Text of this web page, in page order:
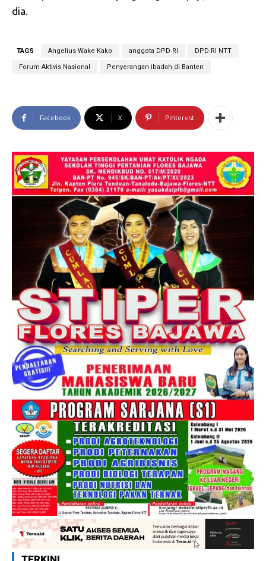
dia.
TAGS Angelius Wake Kako anggota DPD RI DPD RI NTT
Forum Aktivis Nasional Penyerangan ibadah di Banten
Facebook X Pinterest